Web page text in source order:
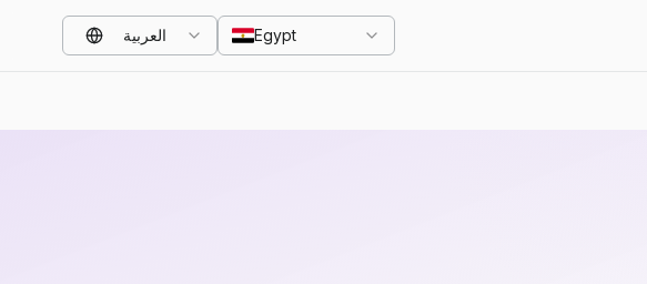
Egypt العربية